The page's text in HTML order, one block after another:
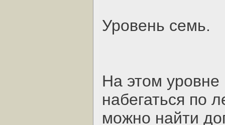
Уровень семь.
На этом
набегаться по
можно найти